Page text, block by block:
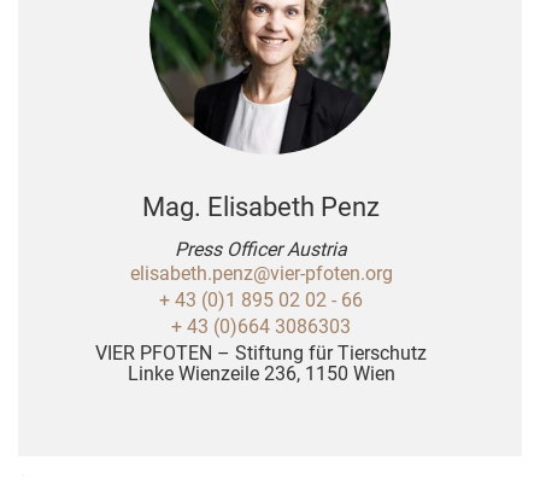
Mag. Elisabeth Penz
Press Officer Austria
elisabeth.penz@vier-pfoten.org
+ 43 (0)1 895 02 02 - 66
+ 43 (0)664 3086303
VIER PFOTEN – Stiftung für Tierschutz
Linke Wienzeile 236, 1150 Wien